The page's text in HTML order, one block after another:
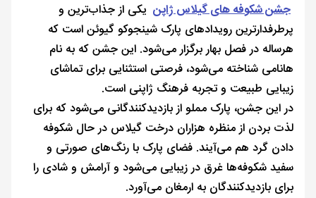
جشن شکوفه های گیلاس ژاپن یکی از جذاب‌ترین و
پرطرفدارترین رویدادهای پارک شینجوکو گیوئن است که
هرساله در فصل بهار برگزار می‌شود. این جشن که به نام
هانامی شناخته می‌شود، فرصتی استثنایی برای تماشای
زیبایی طبیعت و تجربه فرهنگ ژاپنی است.
در این جشن، پارک مملو از بازدیدکنندگانی می‌شود که برای
لذت بردن از منظره هزاران درخت گیلاس در حال شکوفه
دادن گرد هم می‌آیند. فضای پارک با رنگ‌های صورتی و
سفید شکوفه‌ها غرق در زیبایی می‌شود و آرامش و شادی را
برای بازدیدکنندگان به ارمغان می‌آورد.